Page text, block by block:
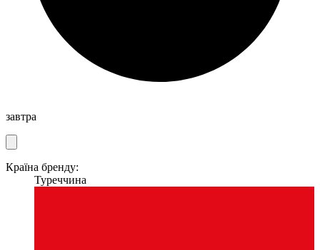
завтра
Країна бренду:
Туреччина